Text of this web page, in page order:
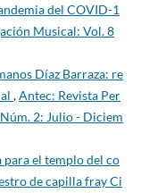
del COVID-1
Musical: Vol. 8
Díaz Barraza: re
,Antec: Revista Per
2: Julio - Diciem
para el templo del co
de capilla fray Ci